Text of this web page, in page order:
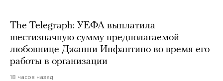
The Telegraph: УЕФА выплатила
шестизначную сумму предполагаемой
любовнице Джанни Инфантино во время его
работы в организации
18 часов назад